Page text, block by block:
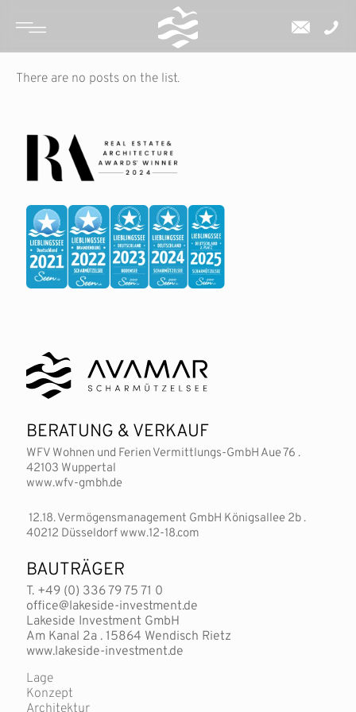
There are no posts on the list.
BERATUNG & VERKAUF
WFV Wohnen und Ferien Vermittlungs-GmbH Aue 76 .
42103 Wuppertal
www.wfv-gmbh.de
12.18. Vermögensmanagement GmbH Königsallee 2b .
40212 Düsseldorf www.12-18.com
BAUTRÄGER
T. +49 (0) 336 79 75 71 0
office@lakeside-investment.de
Lakeside Investment GmbH
Am Kanal 2a . 15864 Wendisch Rietz
www.lakeside-investment.de
Lage
Konzept